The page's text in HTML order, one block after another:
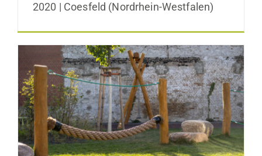
2020 | Coesfeld (Nordrhein-Westfalen)
Freianlagen der Kita Bendastraße